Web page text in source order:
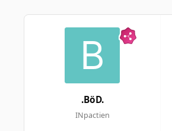
.BöD.
INpactien